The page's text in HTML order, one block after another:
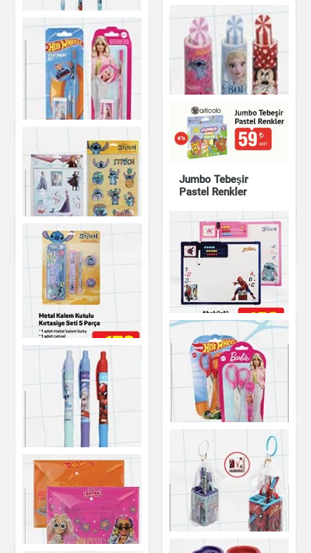
Labirent Başlıklı
Yumurtlayan Kalem
Roket Silgi
Ruj Şekilli Silgi
Kırtasiye
Kırtasiye Seti 3
Parça
Kırtasiye
Jumbo Tebeşir
Pastel Renkler
Kabartmalı Sticker
Kırtasiye
Abaküslü Yazı
Tahtası
Metal Kalem Kutulu
Kırtasiye Seti 5
Koruma Kapaklı
Küçük Makas
Kırtasiye
Versatil Kalem 0,7
mm